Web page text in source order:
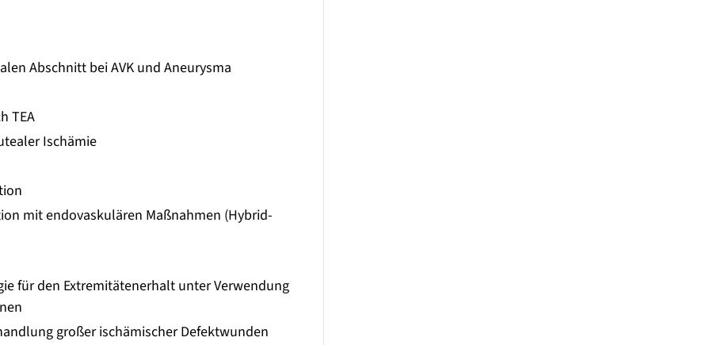
Abschnitt bei AVK und Aneurysma
TEA
Ischämie
mit endovaskulären Maßnahmen (Hybrid-
für den Extremitätenerhalt unter Verwendung
großer ischämischer Defektwunden